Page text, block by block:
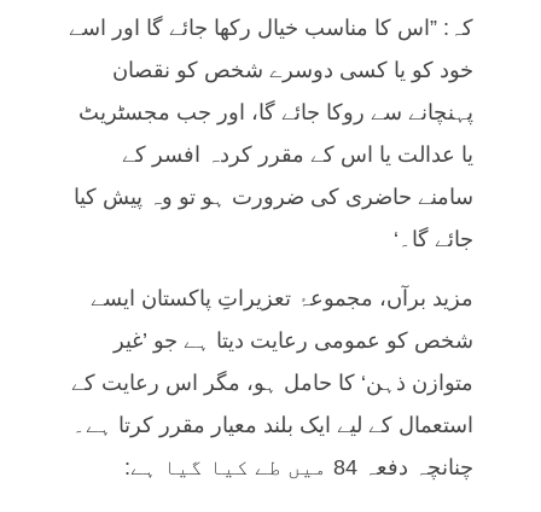
کہ: ”اس کا مناسب خیال رکھا جائے گا اور اسے
خود کو یا کسی دوسرے شخص کو نقصان
پہنچانے سے روکا جائے گا، اور جب مجسٹریٹ
یا عدالت یا اس کے مقرر کردہ افسر کے
سامنے حاضری کی ضرورت ہو تو وہ پیش کیا
جائے گا۔‘
مزید برآں، مجموعۂ تعزیراتِ پاکستان ایسے
شخص کو عمومی رعایت دیتا ہے جو ’غیر
متوازن ذہن‘ کا حامل ہو، مگر اس رعایت کے
استعمال کے لیے ایک بلند معیار مقرر کرتا ہے۔
چنانچہ دفعہ 84 میں طے کیا گیا ہے: